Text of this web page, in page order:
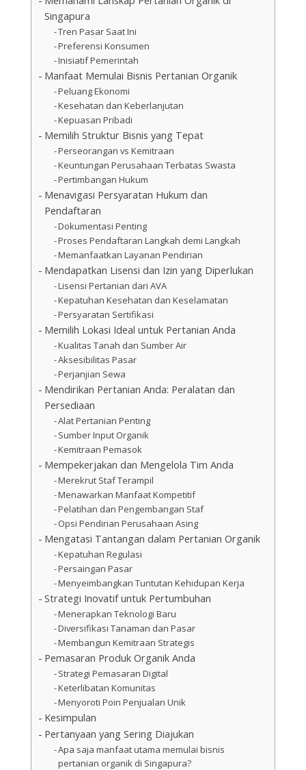
Singapura
Tren Pasar Saat Ini
Preferensi Konsumen
Inisiatif Pemerintah
Manfaat Memulai Bisnis Pertanian Organik
Peluang Ekonomi
Kesehatan dan Keberlanjutan
Kepuasan Pribadi
Memilih Struktur Bisnis yang Tepat
Perseorangan vs Kemitraan
Keuntungan Perusahaan Terbatas Swasta
Pertimbangan Hukum
Menavigasi Persyaratan Hukum dan
Pendaftaran
Dokumentasi Penting
Proses Pendaftaran Langkah demi Langkah
Memanfaatkan Layanan Pendirian
Mendapatkan Lisensi dan Izin yang Diperlukan
Lisensi Pertanian dari AVA
Kepatuhan Kesehatan dan Keselamatan
Persyaratan Sertifikasi
Memilih Lokasi Ideal untuk Pertanian Anda
Kualitas Tanah dan Sumber Air
Aksesibilitas Pasar
Perjanjian Sewa
Mendirikan Pertanian Anda: Peralatan dan
Persediaan
Alat Pertanian Penting
Sumber Input Organik
Kemitraan Pemasok
Mempekerjakan dan Mengelola Tim Anda
Merekrut Staf Terampil
Menawarkan Manfaat Kompetitif
Pelatihan dan Pengembangan Staf
Opsi Pendirian Perusahaan Asing
Mengatasi Tantangan dalam Pertanian Organik
Kepatuhan Regulasi
Persaingan Pasar
Menyeimbangkan Tuntutan Kehidupan Kerja
Strategi Inovatif untuk Pertumbuhan
Menerapkan Teknologi Baru
Diversifikasi Tanaman dan Pasar
Membangun Kemitraan Strategis
Pemasaran Produk Organik Anda
Strategi Pemasaran Digital
Keterlibatan Komunitas
Menyoroti Poin Penjualan Unik
Kesimpulan
Pertanyaan yang Sering Diajukan
Apa saja manfaat utama memulai bisnis
pertanian organik di Singapura?